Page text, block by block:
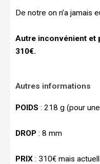
De notre on n’a jamais
Autre inconvénient et
310€.
Autres informations
POIDS : 218 g (pour
DROP : 8 mm
PRIX : 310€ mais